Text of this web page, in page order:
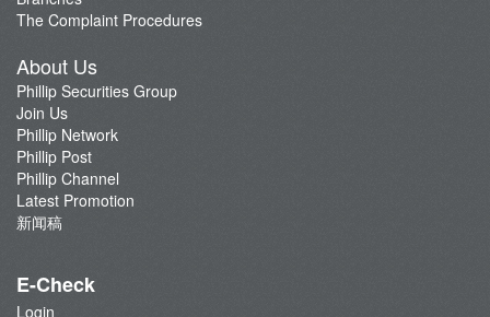
The Complaint Procedures
About Us
Phillip Securities Group
Join Us
Phillip Network
Phillip Post
Phillip Channel
Latest Promotion
新闻稿
E-Check
Login